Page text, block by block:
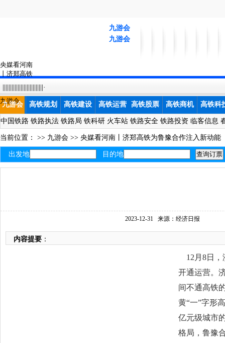
九游会
九游会
央媒看河南
丨济郑高铁
为鲁豫合作
注入新动能-
九游会
|||||||||||||||||||||||||||·
九游会 高铁规划 高铁建设 高铁运营 高铁股票 高铁商机 高铁科
中国铁路 铁路执法 铁路局 铁科研 火车站 铁路安全 铁路投资 临客信息
当前位置： >> 九游会 >> 央媒看河南丨济郑高铁为鲁豫合作注入新动能
出发地 目的地
2023-12-31 来源：经济日报
内容提要 ：
12月8日，
开通运营。
间不通高铁
黄“一”字形
亿元级城市
格局，鲁豫